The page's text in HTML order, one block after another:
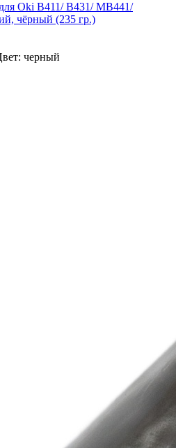
Oki B411/ B431/ MB441/
чёрный (235 гр.)
черный